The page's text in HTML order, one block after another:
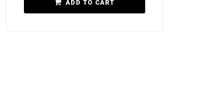
ADD TO CART